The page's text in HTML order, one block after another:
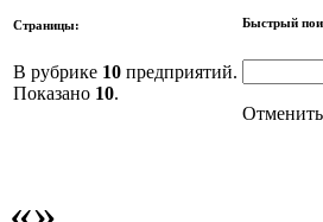
Страницы:
В рубрике 10 предприятий.
Показано 10.
Быстрый
Отменить